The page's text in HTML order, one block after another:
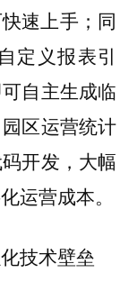
速上手；同
定义报表引
自主生成临
区运营统计
开发，大幅
运营成本。
技术壁垒